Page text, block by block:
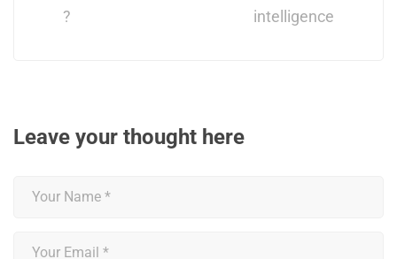
?
intelligence
Leave your thought here